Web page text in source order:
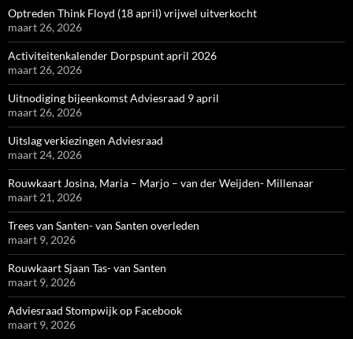
Optreden Think Floyd (18 april) vrijwel uitverkocht
maart 26, 2026
Activiteitenkalender Dorpspunt april 2026
maart 26, 2026
Uitnodiging bijeenkomst Adviesraad 9 april
maart 26, 2026
Uitslag verkiezingen Adviesraad
maart 24, 2026
Rouwkaart Josina, Maria – Marjo – van der Weijden- Millenaar
maart 21, 2026
Trees van Santen- van Santen overleden
maart 9, 2026
Rouwkaart Sjaan Tas- van Santen
maart 9, 2026
Adviesraad Stompwijk op Facebook
maart 9, 2026